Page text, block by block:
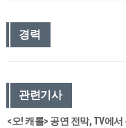
경력
관련기사
<오! 캐롤> 공연 전막, TV에서